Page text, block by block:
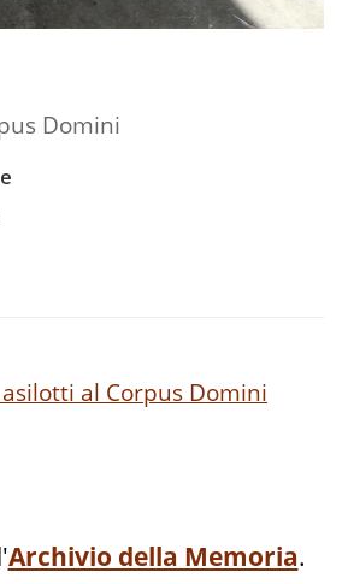
Domini
al Corpus Domini
Archivio della Memoria.